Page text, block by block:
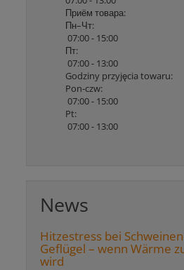
Приём товара:
Пн–Чт:
07:00 - 15:00
Пт:
07:00 - 13:00
Godziny przyjęcia towaru:
Pon-czw:
07:00 - 15:00
Pt:
07:00 - 13:00
News
Hitzestress bei
Geflügel – wenn Wärme
wird